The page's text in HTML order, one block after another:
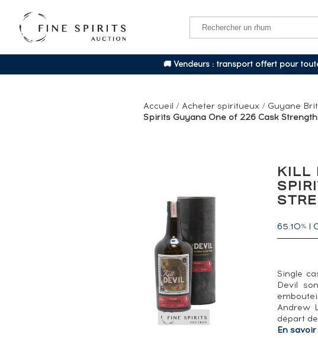
🚚 Vendeurs : transport offert pour
Accueil / Acheter spiritueux / Guyane
Spirits Guyana One of 226 Cask
KILL
65.10% |
Single
Devil
Andrew
départ
En